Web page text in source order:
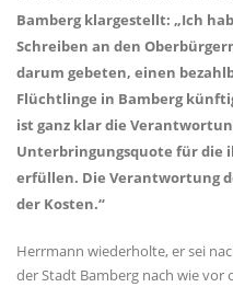
Bamberg klargestellt: „Ich
Schreiben an den
darum gebeten, einen
Flüchtlinge in Bamberg
ist ganz klar die
Unterbringungsquote für die
erfüllen. Die Verantwortung
der Kosten.“
Herrmann wiederholte, er sei
der Stadt Bamberg nach wie vor